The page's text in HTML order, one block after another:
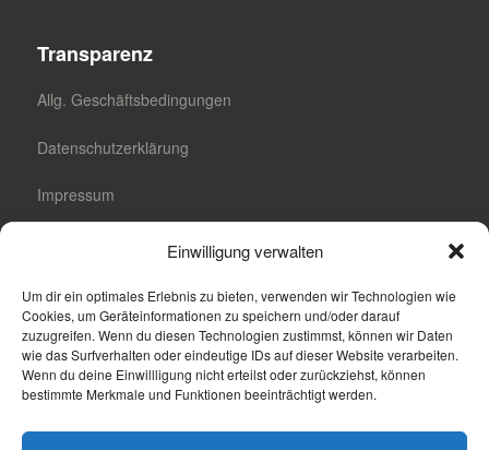
Einwilligung verwalten
Um dir ein optimales Erlebnis zu bieten, verwenden wir Technologien wie
Cookies, um Geräteinformationen zu speichern und/oder darauf
zuzugreifen. Wenn du diesen Technologien zustimmst, können wir Daten
wie das Surfverhalten oder eindeutige IDs auf dieser Website verarbeiten.
Wenn du deine Einwillligung nicht erteilst oder zurückziehst, können
bestimmte Merkmale und Funktionen beeinträchtigt werden.
Transparenz
Allg. Geschäftsbedingungen
Datenschutzerklärung
Impressum
Cookie-Richtlinie (EU)
Cookie-Einstellungen
Suche